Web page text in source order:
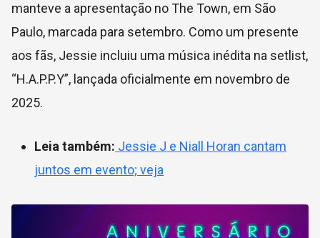
manteve a apresentação no The Town, em São
Paulo, marcada para setembro. Como um presente
aos fãs, Jessie incluiu uma música inédita na setlist,
“H.A.P.P.Y”, lançada oficialmente em novembro de
2025.
Leia também: Jessie J e Niall Horan cantam
juntos em evento; veja